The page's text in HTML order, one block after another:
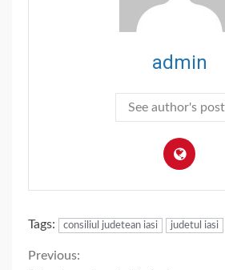
admin
See author's
Tags: consiliul judetean iasi judetul iasi
Continue
Previous: